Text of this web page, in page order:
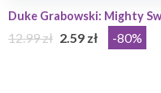
Duke Grabowski: Mighty
12.99 zł 2.59 zł -80%